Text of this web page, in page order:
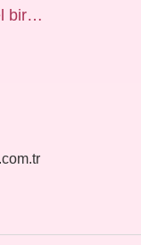
bir…